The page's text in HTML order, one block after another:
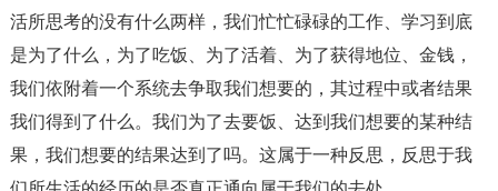
活所思考的没有什么两样，我们忙忙碌碌的工作、学习到底
是为了什么，为了吃饭、为了活着、为了获得地位、金钱，
我们依附着一个系统去争取我们想要的，其过程中或者结果
我们得到了什么。我们为了去要饭、达到我们想要的某种结
果，我们想要的结果达到了吗。这属于一种反思，反思于我